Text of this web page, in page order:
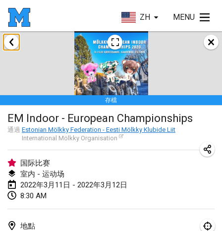
ZH MENU
存檔
EM Indoor - European Championships
通過 Estonian Mölkky Federation - Eesti Mölkky Klubide Liit
International Mölkky Organisation
国际比赛
室内 - 运动场
2022年3月11日 - 2022年3月12日
8:30 AM
地點
2022年1月
Tournoi Mixte ASPTTOM
2022年1月22日|法國
KKS Halli Duppeli
2022年1月22日 |芬蘭
Mölkky Tournament - Doubles
2022年1月22日|日本
Suomelan Mölkky-open
2022年1月22日|西班牙
The Mölkky Tournament 2nd
2022年1月23日